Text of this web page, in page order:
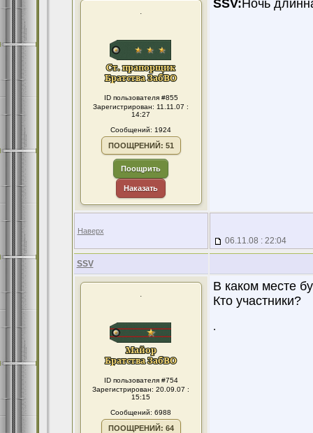
.
ID пользователя #855
Зарегистрирован: 11.11.07 :
14:27
Сообщений: 1924
ПООЩРЕНИЙ: 51
Поощрить
Наказать
SSV: Ночь
Наверх
06.11.08 : 22:04
SSV
.
ID пользователя #754
Зарегистрирован: 20.09.07 :
15:15
Сообщений: 6988
ПООЩРЕНИЙ: 64
В каком месте
Кто участники?
.